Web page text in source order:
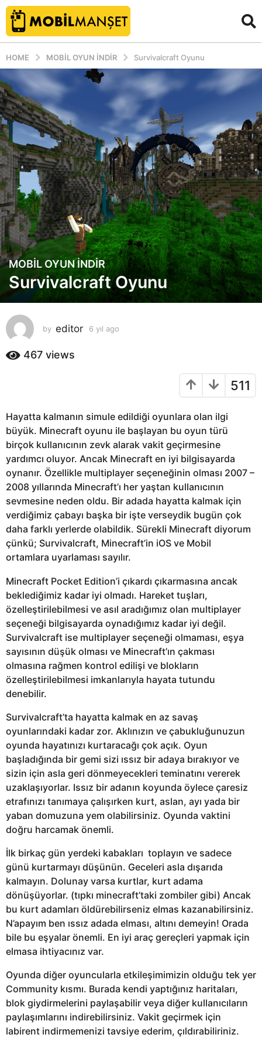
HOME MOBIL OYUN INDIR Survivalcraft Oyunu
6
y
ı
l
a
g
o
6
a
g
o
MOBIL OYUN INDIR
Survivalcraft Oyunu
by editor 6 yıl ago
467 views
511
Hayatta kalmanın simule edildiği oyunlara olan ilgi
büyük. Minecraft oyunu ile başlayan bu oyun türü
birçok kullanıcının zevk alarak vakit geçirmesine
yardımcı oluyor. Ancak Minecraft en iyi bilgisayarda
oynanır. Özellikle multiplayer seçeneğinin olması 2007 –
2008 yıllarında Minecraft’ı her yaştan kullanıcının
sevmesine neden oldu. Bir adada hayatta kalmak için
verdiğimiz çabayı başka bir işte verseydik bugün çok
daha farklı yerlerde olabildik. Sürekli Minecraft diyorum
çünkü; Survivalcraft, Minecraft’in iOS ve Mobil
ortamlara uyarlaması sayılır.
Minecraft Pocket Edition’i çıkardı çıkarmasına ancak
beklediğimiz kadar iyi olmadı. Hareket tuşları,
özelleştirilebilmesi ve asıl aradığımız olan multiplayer
seçeneği bilgisayarda oynadığımız kadar iyi değil.
Survivalcraft ise multiplayer seçeneği olmaması, eşya
sayısının düşük olması ve Minecraft’ın çakması
olmasına rağmen kontrol edilişi ve blokların
özelleştirilebilmesi imkanlarıyla hayata tutundu
denebilir.
Survivalcraft’ta hayatta kalmak en az savaş
oyunlarındaki kadar zor. Aklınızın ve çabukluğunuzun
oyunda hayatınızı kurtaracağı çok açık. Oyun
başladığında bir gemi sizi ıssız bir adaya bırakıyor ve
sizin için asla geri dönmeyecekleri teminatını vererek
uzaklaşıyorlar. Issız bir adanın koyunda öylece çaresiz
etrafınızı tanımaya çalışırken kurt, aslan, ayı yada bir
yaban domuzuna yem olabilirsiniz. Oyunda vaktini
doğru harcamak önemli.
İlk birkaç gün yerdeki kabakları toplayın ve sadece
günü kurtarmayı düşünün. Geceleri asla dışarıda
kalmayın. Dolunay varsa kurtlar, kurt adama
dönüşüyorlar. (tıpkı minecraft’taki zombiler gibi) Ancak
bu kurt adamları öldürebilirseniz elmas kazanabilirsiniz.
N’apayım ben ıssız adada elması, altını demeyin! Orada
bile bu eşyalar önemli. En iyi araç gereçleri yapmak için
elmasa ihtiyacınız var.
Oyunda diğer oyuncularla etkileşimimizin olduğu tek yer
Community kısmı. Burada kendi yaptığınız haritaları,
blok giydirmelerini paylaşabilir veya diğer kullanıcıların
paylaşımlarını indirebilirsiniz. Vakit geçirmek için
labirent indirmemenizi tavsiye ederim, çıldırabiliriniz.